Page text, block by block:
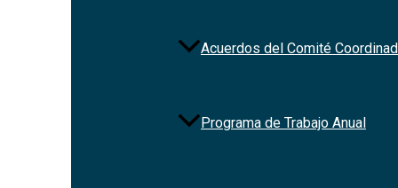
Acuerdos del Comité
Programa de Trabajo Anual